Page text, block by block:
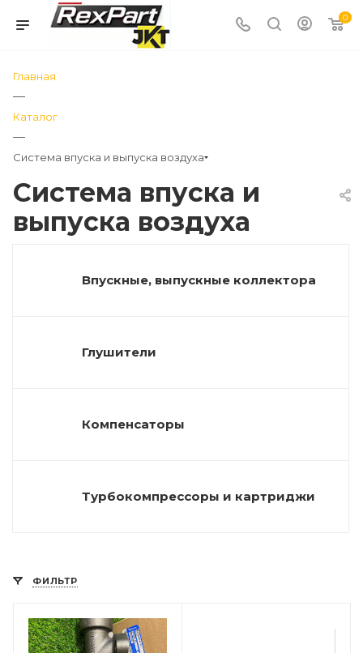
0
Главная
—
Каталог
—
Система впуска и выпуска воздуха
Система впуска и
выпуска воздуха
Впускные, выпускные коллектора
Глушители
Компенсаторы
Турбокомпрессоры и картриджи
ФИЛЬТР